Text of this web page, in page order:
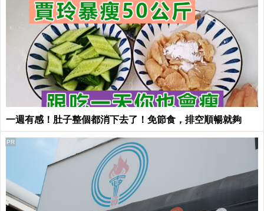
一週有感！肚子整個都消下去了！免節食，排空順暢就夠
PR